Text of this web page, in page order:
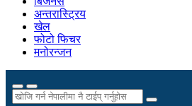
अन्तरास्ट्रिय
खेल
फोटो फिचर
मनोरन्जन